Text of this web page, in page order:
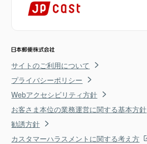
サイトのご利用について
プライバシーポリシー
Webアクセシビリティ方針
お客さま本位の業務運営に関する基本方針
勧誘方針
カスタマーハラスメントに関する考え方